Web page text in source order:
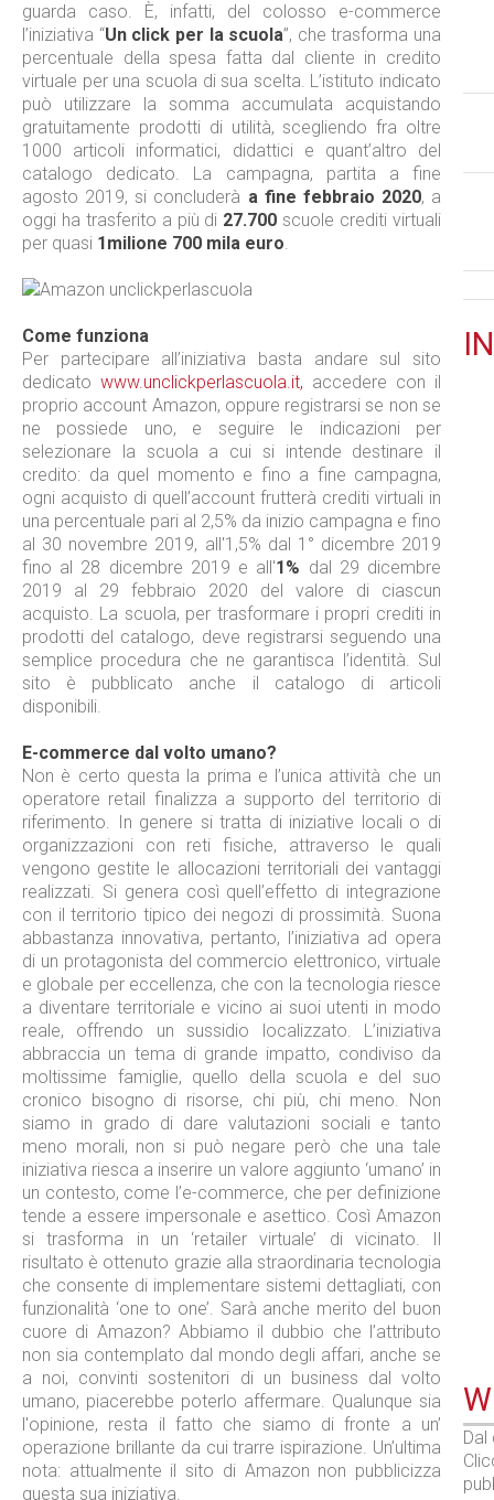
guarda caso. È, infatti, del colosso e-commerce
l’iniziativa “Un click per la scuola”, che trasforma una
percentuale della spesa fatta dal cliente in credito
virtuale per una scuola di sua scelta. L’istituto indicato
può utilizzare la somma accumulata acquistando
gratuitamente prodotti di utilità, scegliendo fra oltre
1000 articoli informatici, didattici e quant’altro del
catalogo dedicato. La campagna, partita a fine
agosto 2019, si concluderà a fine febbraio 2020, a
oggi ha trasferito a più di 27.700 scuole crediti virtuali
per quasi 1milione 700 mila euro
Come funziona
Per partecipare all’iniziativa basta andare sul sito
dedicato www.unclickperlascuola.it, accedere con il
proprio account Amazon, oppure registrarsi se non se
ne possiede uno, e seguire le indicazioni per
selezionare la scuola a cui si intende destinare il
credito: da quel momento e fino a fine campagna,
ogni acquisto di quell’account frutterà crediti virtuali in
una percentuale pari al 2,5% da inizio campagna e fino
al 30 novembre 2019, all'1,5% dal 1° dicembre 2019
fino al 28 dicembre 2019 e all'1% dal 29 dicembre
2019 al 29 febbraio 2020 del valore di ciascun
acquisto. La scuola, per trasformare i propri crediti in
prodotti del catalogo, deve registrarsi seguendo una
semplice procedura che ne garantisca l’identità. Sul
sito è pubblicato anche il catalogo di articoli
disponibili.
E-commerce dal volto umano?
Non è certo questa la prima e l’unica attività che un
operatore retail finalizza a supporto del territorio di
riferimento. In genere si tratta di iniziative locali o di
organizzazioni con reti fisiche, attraverso le quali
vengono gestite le allocazioni territoriali dei vantaggi
realizzati. Si genera così quell’effetto di integrazione
con il territorio tipico dei negozi di prossimità. Suona
abbastanza innovativa, pertanto, l’iniziativa ad opera
di un protagonista del commercio elettronico, virtuale
e globale per eccellenza, che con la tecnologia riesce
a diventare territoriale e vicino ai suoi utenti in modo
reale, offrendo un sussidio localizzato. L’iniziativa
abbraccia un tema di grande impatto, condiviso da
moltissime famiglie, quello della scuola e del suo
cronico bisogno di risorse, chi più, chi meno. Non
siamo in grado di dare valutazioni sociali e tanto
meno morali, non si può negare però che una tale
iniziativa riesca a inserire un valore aggiunto ‘umano’ in
un contesto, come l’e-commerce, che per definizione
tende a essere impersonale e asettico. Così Amazon
si trasforma in un ‘retailer virtuale’ di vicinato. Il
risultato è ottenuto grazie alla straordinaria tecnologia
che consente di implementare sistemi dettagliati, con
funzionalità ‘one to one’. Sarà anche merito del buon
cuore di Amazon? Abbiamo il dubbio che l’attributo
non sia contemplato dal mondo degli affari, anche se
a noi, convinti sostenitori di un business dal volto
umano, piacerebbe poterlo affermare. Qualunque sia
l'opinione, resta il fatto che siamo di fronte a un’
operazione brillante da cui trarre ispirazione. Un’ultima
nota: attualmente il sito di Amazon non pubblicizza
questa sua iniziativa.
IN